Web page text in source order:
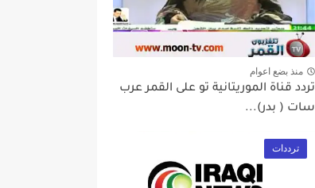
منذ بضع اعوام
تردد قناة الموريتانية تو على القمر عرب
سات ( بدر)...
ترددات